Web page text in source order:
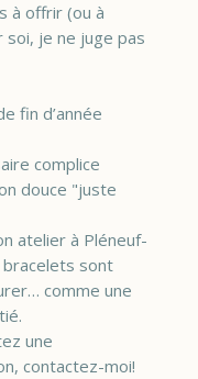
à offrir (ou à
soi, je ne juge pas
fin d’année
complice
douce "juste
atelier à Pléneuf-
bracelets sont
comme une
une
contactez-moi!